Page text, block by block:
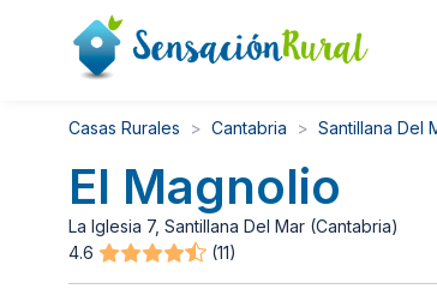
Casas Rurales Cantabria Santillana Del
El Magnolio
La Iglesia 7, Santillana Del Mar (Cantabria)
4.6
(11)